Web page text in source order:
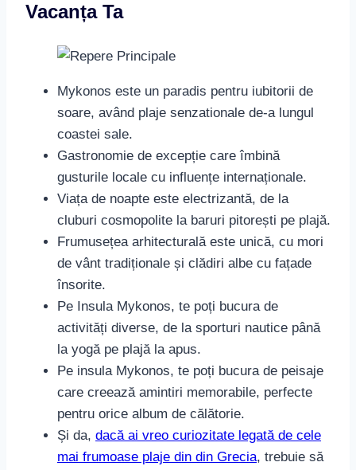
Vacanța Ta
Mykonos este un paradis pentru iubitorii de
soare, având plaje senzationale de-a lungul
coastei sale.
Gastronomie de excepție care îmbină
gusturile locale cu influențe internaționale.
Viața de noapte este electrizantă, de la
cluburi cosmopolite la baruri pitorești pe plajă.
Frumusețea arhitecturală este unică, cu mori
de vânt tradiționale și clădiri albe cu fațade
însorite.
Pe Insula Mykonos, te poți bucura de
activități diverse, de la sporturi nautice până
la yogă pe plajă la apus.
Pe insula Mykonos, te poți bucura de peisaje
care creează amintiri memorabile, perfecte
pentru orice album de călătorie.
Și da, dacă ai vreo curiozitate legată de cele
mai frumoase plaje din din Grecia, trebuie să